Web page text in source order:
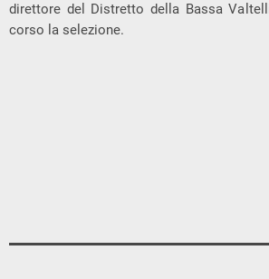
direttore del Distretto della Bassa
corso la selezione.